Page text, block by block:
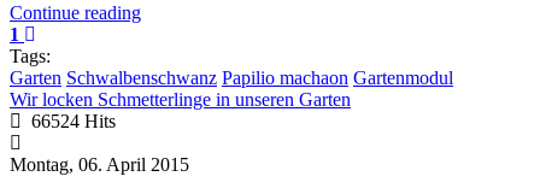
Continue reading
1
Tags:
Garten Schwalbenschwanz Papilio machaon Gartenmodul
Wir locken Schmetterlinge in unseren Garten
66524 Hits
Montag, 06. April 2015